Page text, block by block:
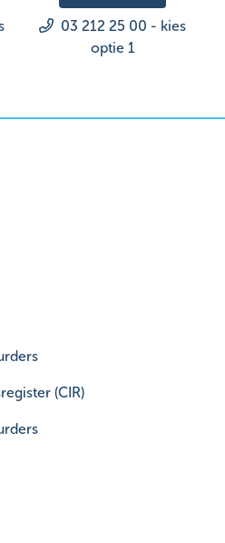
03 212 25 00 - kies
optie 1
(CIR)